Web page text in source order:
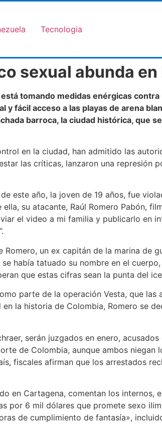
Tecnologia
sexual abunda
tomando medidas enérgicas
y fácil acceso a las playas de arena
barroca, la ciudad histórica, que
en la ciudad, han admitido las
las críticas, lanzaron una represión
este año, la joven de 19 años, fue
su atacante, Raúl Romero Pabón,
el video a mi familia y publicarlo en
un ex capitán de la marina de
había tatuado su nombre en el
que estas cifras sean la punta del
parte de la operación Vesta, que
la historia de Colombia, Romero se
serán juzgados en enero,
de Colombia, aunque ambos
fiscales afirman que los arrestados
en Cartagena, comentan los internos,
por 6 mil dólares que promete sexo
de cumplimiento de fantasía»,